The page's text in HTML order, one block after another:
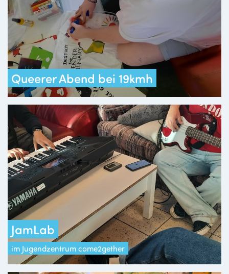
Queerer Abend bei 19kmh
JamLab
im Jugendzentrum come2gether